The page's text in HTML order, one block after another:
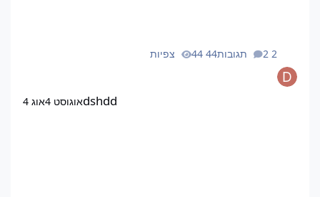
2 תגובות 44 צפיות
dshddאוגוסט 4 אוג 4